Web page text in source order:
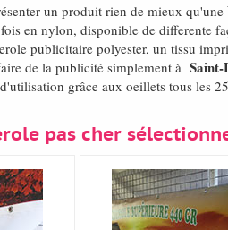
un produit rien de mieux qu'une
en nylon, disponible de differente
publicitaire polyester, un tissu
de la publicité simplement à Saint-
grâce aux oeillets tous les
pas cher